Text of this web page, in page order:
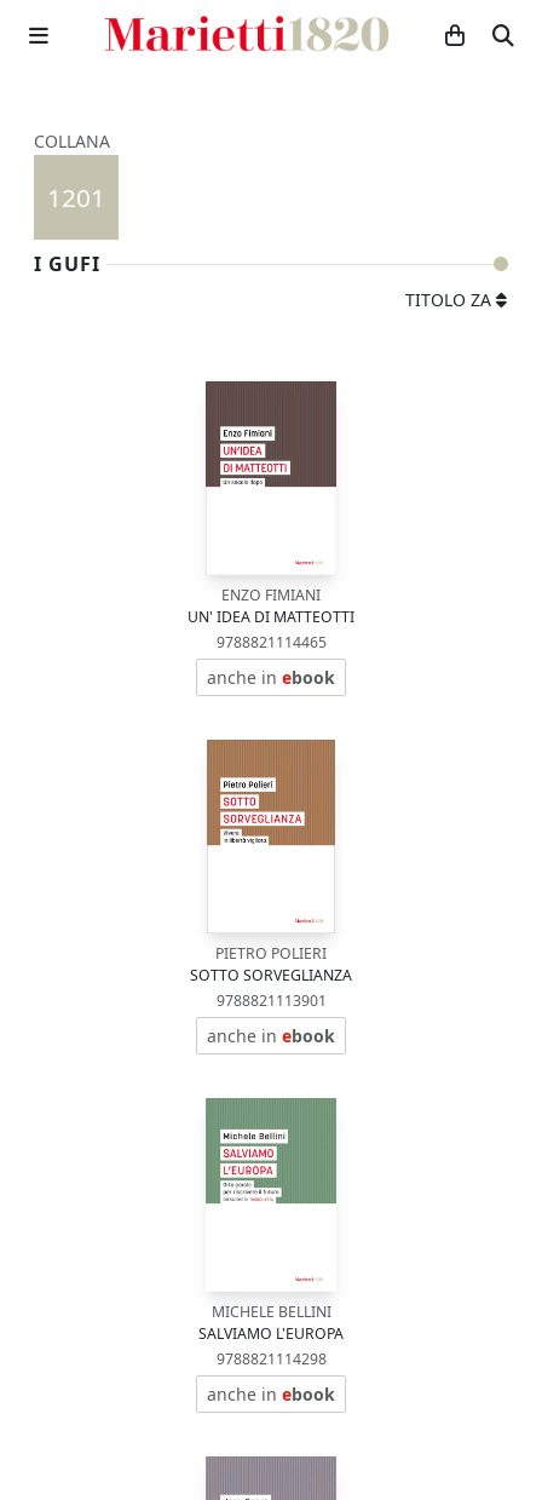
COLLANA
1201
I GUFI
TITOLO ZA
ENZO FIMIANI
UN' IDEA DI MATTEOTTI
9788821114465
anche in ebook
PIETRO POLIERI
SOTTO SORVEGLIANZA
9788821113901
anche in ebook
MICHELE BELLINI
SALVIAMO L'EUROPA
9788821114298
anche in ebook